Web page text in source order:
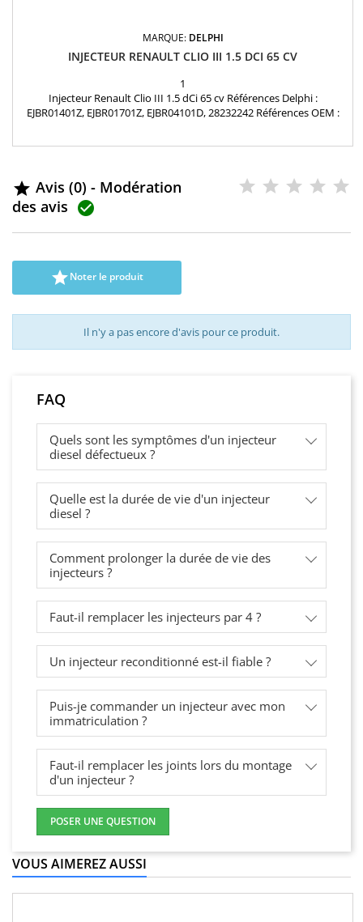
MARQUE: DELPHI
INJECTEUR RENAULT CLIO III 1.5 DCI 65 CV
1
Injecteur Renault Clio III 1.5 dCi 65 cv Références Delphi :
EJBR01401Z, EJBR01701Z, EJBR04101D, 28232242 Références OEM :
 Avis (0) - Modération
des avis 
Noter le produit
Il n'y a pas encore d'avis pour ce produit.
FAQ
Quels sont les symptômes d'un injecteur
diesel défectueux ?
Quelle est la durée de vie d'un injecteur
diesel ?
Comment prolonger la durée de vie des
injecteurs ?
Faut-il remplacer les injecteurs par 4 ?
Un injecteur reconditionné est-il fiable ?
Puis-je commander un injecteur avec mon
immatriculation ?
Faut-il remplacer les joints lors du montage
d'un injecteur ?
POSER UNE QUESTION
VOUS AIMEREZ AUSSI